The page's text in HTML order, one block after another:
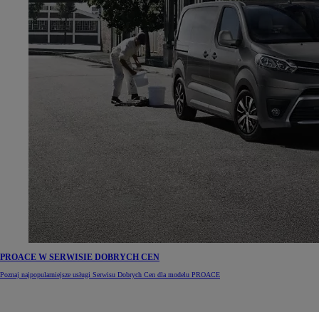
PROACE W SERWISIE DOBRYCH CEN
Poznaj najpopularniejsze usługi Serwisu Dobrych Cen dla modelu PROACE